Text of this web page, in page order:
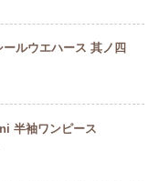
ルウエハース 其ノ四
半袖ワンピース